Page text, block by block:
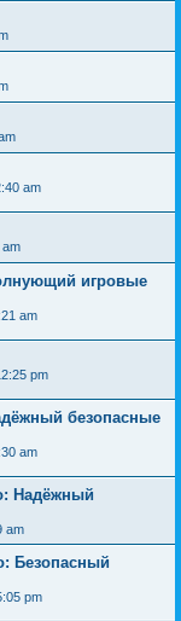
am
am
игровые
am
pm
безопасные
am
Надёжный
am
Безопасный
pm